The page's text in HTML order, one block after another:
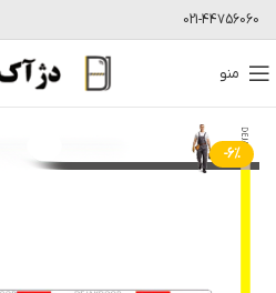
021-44756060
منو
-6%